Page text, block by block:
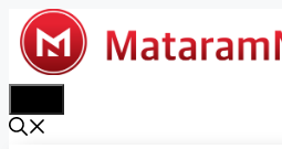
Langsung
ke
isi